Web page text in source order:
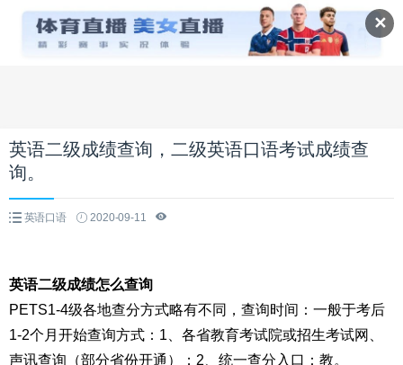
✕
英语二级成绩查询，二级英语口语考试成绩查
询。
英语口语 2020-09-11
英语二级成绩怎么查询
PETS1-4级各地查分方式略有不同，查询时间：一般于考后
1-2个月开始查询方式：1、各省教育考试院或招生考试网、
声讯查询（部分省份开通）；2、统一查分入口：教。